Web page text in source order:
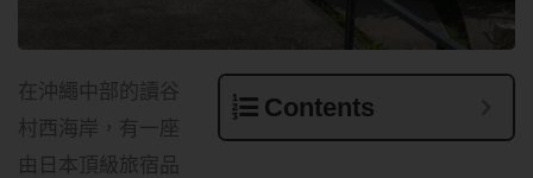
Contents
在沖繩中部的讀谷
村西海岸，有一座
由日本頂級旅宿品